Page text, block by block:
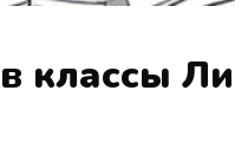
классы